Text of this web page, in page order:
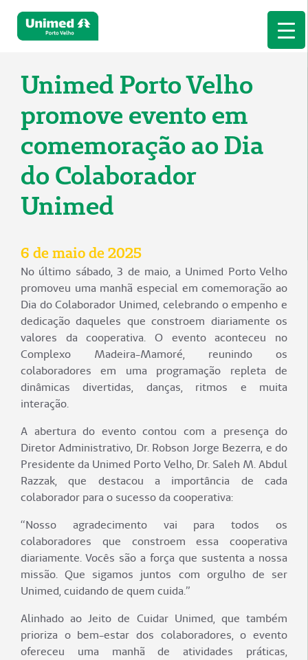
Unimed Porto Velho
promove evento em
comemoração ao Dia
do Colaborador
Unimed
6 de maio de 2025
No último sábado, 3 de maio, a Unimed Porto Velho
promoveu uma manhã especial em comemoração ao
Dia do Colaborador Unimed, celebrando o empenho e
dedicação daqueles que constroem diariamente os
valores da cooperativa. O evento aconteceu no
Complexo Madeira-Mamoré, reunindo os
colaboradores em uma programação repleta de
dinâmicas divertidas, danças, ritmos e muita
interação.
A abertura do evento contou com a presença do
Diretor Administrativo, Dr. Robson Jorge Bezerra, e do
Presidente da Unimed Porto Velho, Dr. Saleh M. Abdul
Razzak, que destacou a importância de cada
colaborador para o sucesso da cooperativa:
“Nosso agradecimento vai para todos os
colaboradores que constroem essa cooperativa
diariamente. Vocês são a força que sustenta a nossa
missão. Que sigamos juntos com orgulho de ser
Unimed, cuidando de quem cuida.”
Alinhado ao Jeito de Cuidar Unimed, que também
prioriza o bem-estar dos colaboradores, o evento
ofereceu uma manhã de atividades práticas,